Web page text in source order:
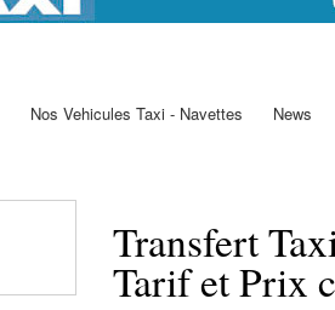
Nos Vehicules Taxi - Navettes News
Transfert
Tarif et Prix